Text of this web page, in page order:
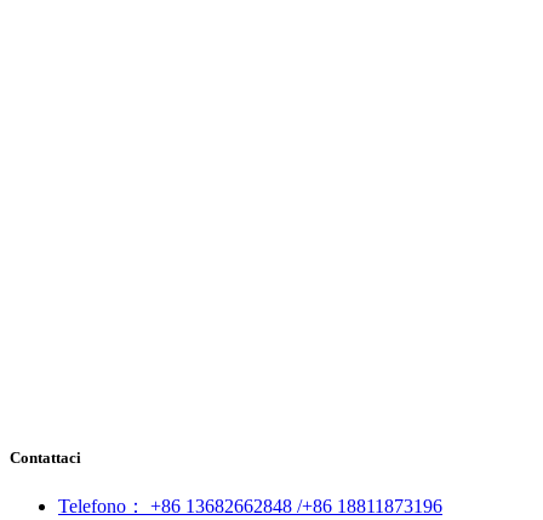
Contattaci
Telefono： +86 13682662848 /+86 18811873196